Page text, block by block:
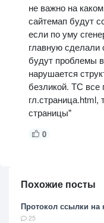
не важно на
сайтемап будут
если по уму
главную сделали
будут проблемы
нарушается
безликой. ТС все
гл.страница.html,
страницы"
0
Похожие посты
Протокол ссылки на
25